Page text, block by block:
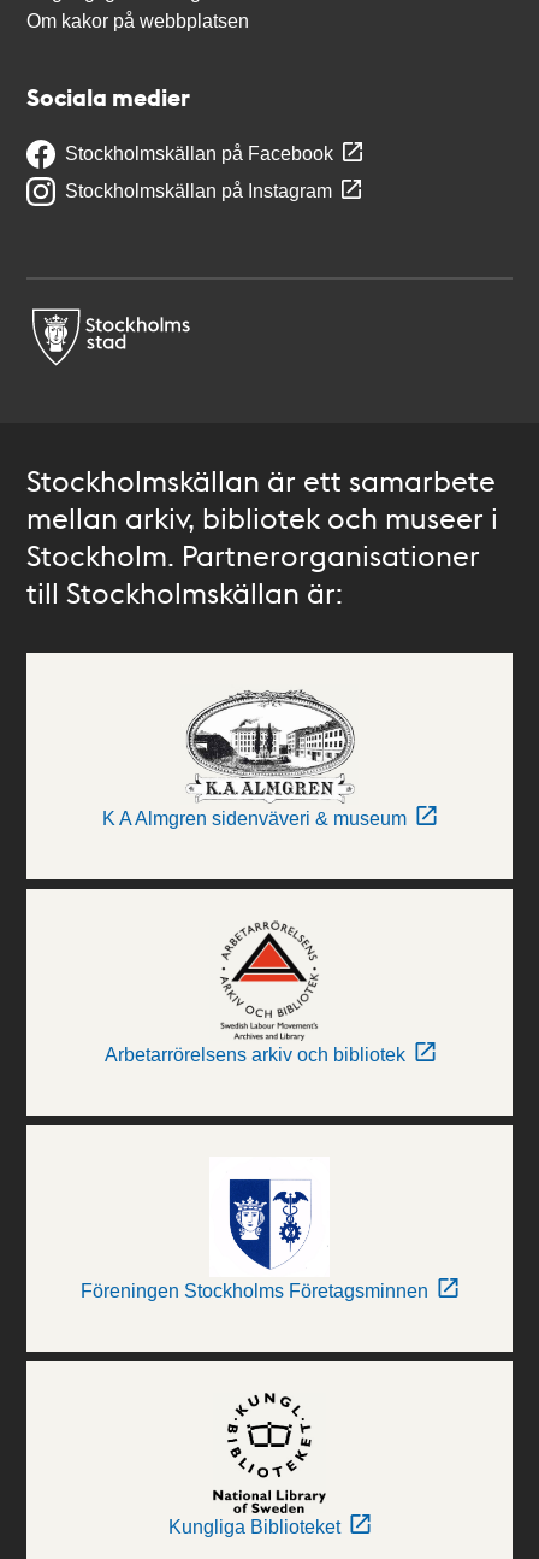
Om kakor på webbplatsen
Sociala medier
Stockholmskällan på Facebook
Stockholmskällan på Instagram
Stockholmskällan är ett samarbete
mellan arkiv, bibliotek och museer i
Stockholm. Partnerorganisationer
till Stockholmskällan är:
K A Almgren sidenväveri & museum
Arbetarrörelsens arkiv och bibliotek
Föreningen Stockholms Företagsminnen
Kungliga Biblioteket